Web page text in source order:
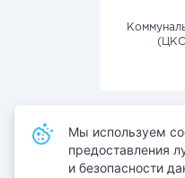
Также
Мы используем
предоставления
и безопасности